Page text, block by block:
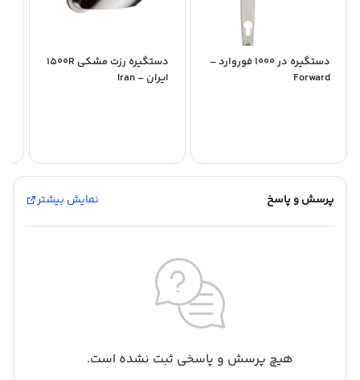
دستگیره در 1000 فوروارد –
Forward
دستگیره رزت مشکی 1500R
ایران – Iran
پرسش و پاسخ نمایش بیشتر
هیچ پرسش و پاسخی ثبت نشده است.